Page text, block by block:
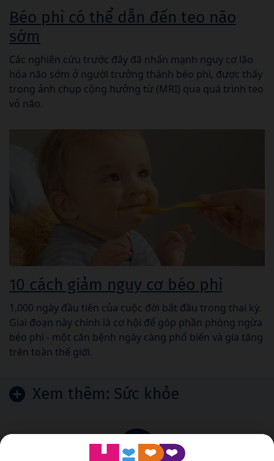
Béo phì có thể dẫn đến teo não
sớm
Các nghiên cứu trước đây đã nhấn mạnh nguy cơ lão
hóa não sớm ở người trưởng thành béo phì, được thấy
trong ảnh chụp cộng hưởng từ (MRI) qua quá trình teo
vỏ não.
10 cách giảm nguy cơ béo phì
1.000 ngày đầu tiên của cuộc đời bắt đầu trong thai kỳ.
Giai đoạn này chính là cơ hội để góp phần phòng ngừa
béo phì - một căn bệnh ngày càng phổ biến và gia tăng
trên toàn thế giới.
Xem thêm: Sức khỏe